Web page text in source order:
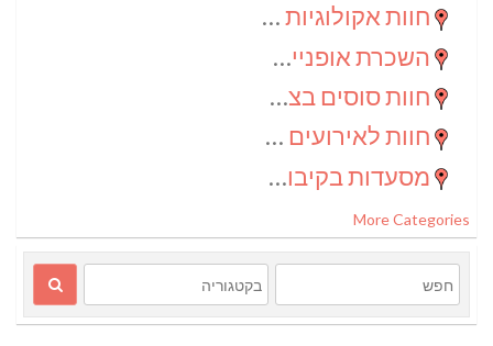
חוות אקולוגיות(2)
השכרת אופניים
חוות סוסים בצפון
חוות לאירועים בדרום
מסעדות בקיבוצים
More Categories